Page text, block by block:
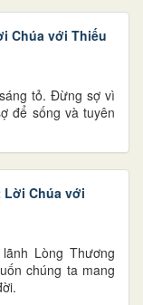
Chúa với Thiếu
tỏ. Đừng sợ vì
để sống và tuyên
Lời Chúa với
Lòng Thương
chúng ta mang